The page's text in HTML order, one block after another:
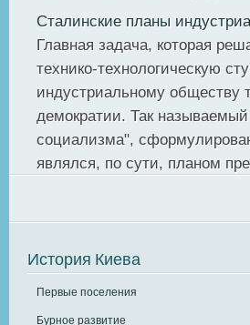
Сталинские планы
Главная задача, которая
технико-технологическую
индустриальному обществу
демократии. Так
социализма",
являлся, по сути, планом
История Киева
Первые поселения
Бурное развитие